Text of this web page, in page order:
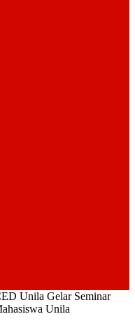
Unila Gelar Seminar
Unila